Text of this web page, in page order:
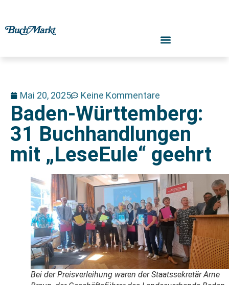
Mai 20, 2025 Keine Kommentare
Baden-Württemberg:
31 Buchhandlungen
mit „LeseEule“ geehrt
Bei der Preisverleihung waren der Staatssekretär Arne